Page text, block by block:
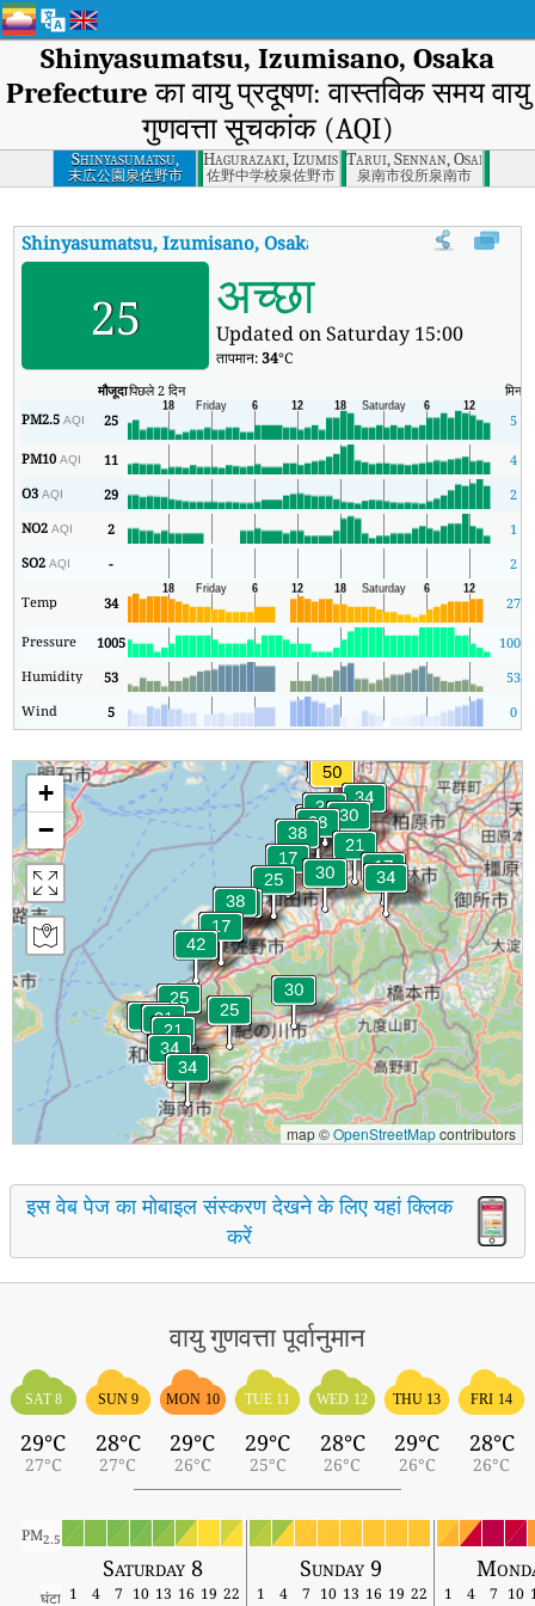
Shinyasumatsu, Izumisano, Osaka
Prefecture का वायु प्रदूषण: वास्तविक समय वायु
गुणवत्ता सूचकांक (AQI)
Shinyasumatsu,
Izumisano, Osaka
Prefecture
末広公園泉佐野市
Hagurazaki, Izumisano, Osaka Prefecture
佐野中学校泉佐野市
Tarui, Sennan, Osaka
泉南市役所泉南市
Shinyasumatsu, Izumisano, Osaka Prefecture का AQI :
25 अच्छा
Updated on Saturday 15:00
तापमान:34°C
मौजूदापिछले 2 दिन मिन
PM2.5AQI 25 5
PM10AQI 11
4
O3AQI 29
2
NO2AQI 2
1
SO2AQI - 2
Temp 34 27
Pressure 1005 1005
Humidity
53
53
Wind
5 0
+
−
map ©OpenStreetMapcontributors
इस वेब पेज का मोबाइल संस्करण देखने के लिए यहां क्लिक
करें
वायु गुणवत्ता पूर्वानुमान
SAT 8
29°C
27°C
SUN 9
28°C
27°C
MON 10
29°C
26°C
TUE 11
29°C
25°C
WED 12
28°C
26°C
THU 13
29°C
26°C
FRI 14
28°C
26°C
PM2.5
Saturday 8 Sunday 9
घंटा 1 4 7 10 13 16 19 22 1 4 7 10 13 16 19 22 1 4 7 10